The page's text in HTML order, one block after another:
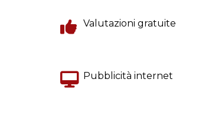
Valutazioni gratuite
Pubblicità internet